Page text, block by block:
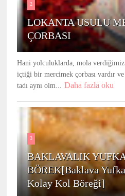
2
LOKANTA USULU
ÇORBASI
Hani yolculuklarda, mola
içtiği bir mercimek çorbası vardır
tadı aynı olm...
Daha fazla oku
3
BAKLAVALIK
BÖREK[Baklava
Kolay Kol Böreği]